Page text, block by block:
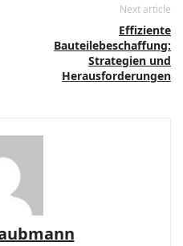
Next article
Effiziente
Bauteilebeschaffung:
Strategien und
Herausforderungen